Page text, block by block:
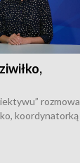
rozmowa
koordynatorką